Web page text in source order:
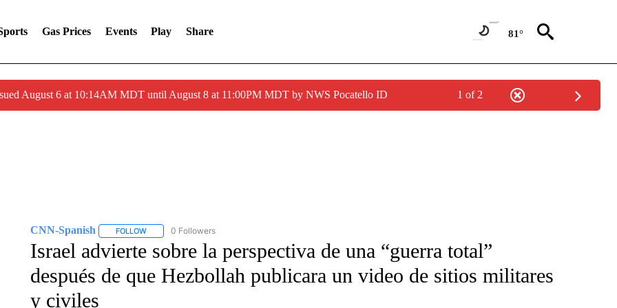
Gas Prices Events Play Share 81°
August 6 at 10:14AM MDT until August 8 at 11:00PM MDT by NWS Pocatello ID 1 of 2
CNN-Spanish FOLLOWFOLLOW "CNN-SPANISH" TO RECEIVE NOTIFICATIONS ABOUT NEW PAGES ON "CNN-SPANISH".
0 Followers
Israel advierte sobre la perspectiva de una “guerra total”
después de que Hezbollah publicara un video de sitios militares
y civiles